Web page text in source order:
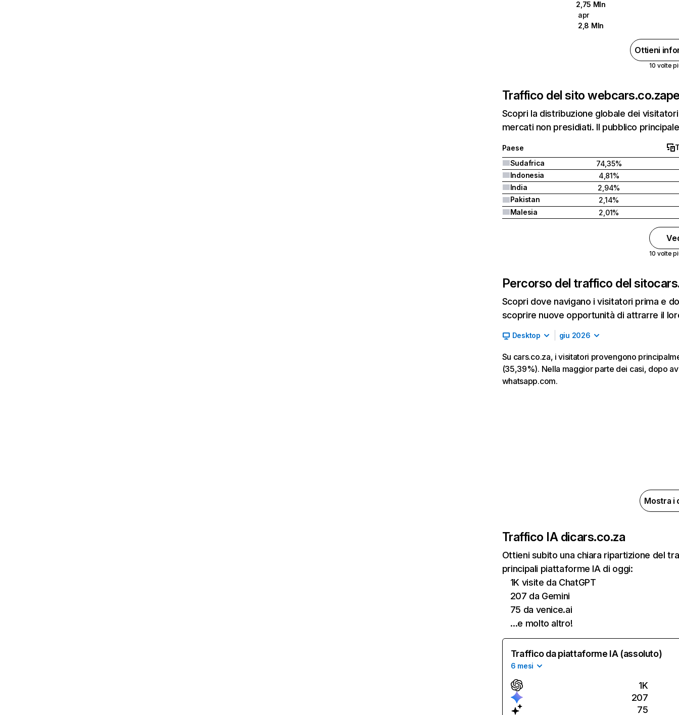
2,75 Mln
apr
2,8 Mln
Ottieni
10 volte
Traffico del sito webcars.co.za
Scopri la distribuzione globale dei
mercati non presidiati. Il pubblico
Paese
Sudafrica
74,35%
Indonesia
4,81%
India
2,94%
Pakistan
2,14%
Malesia
2,01%
10 volte
Percorso del traffico del sito
Scopri dove navigano i visitatori prima e
scoprire nuove opportunità di attrarre il
Desktop giu 2026
Su cars.co.za, i visitatori provengono
(35,39%). Nella maggior parte dei casi, dopo
whatsapp.com.
Mostra i
Traffico IA dicars.co.za
Ottieni subito una chiara ripartizione del
principali piattaforme IA di oggi:
1K visite da ChatGPT
207 da Gemini
75 da venice.ai
…e molto altro!
Traffico da piattaforme IA (assoluto)
6 mesi
1K
207
75